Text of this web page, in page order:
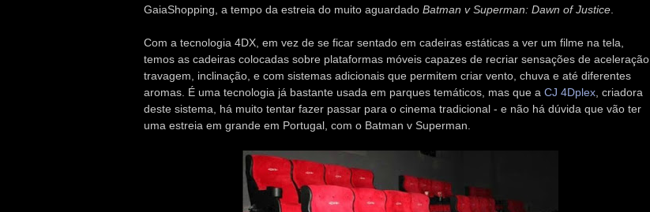
GaiaShopping, a tempo da estreia do muito aguardado Batman v Superman: Dawn of Justice
Com a tecnologia 4DX, em vez de se ficar sentado em cadeiras estáticas a ver um filme na tela,
temos as cadeiras colocadas sobre plataformas móveis capazes de recriar sensações de aceleração,
travagem, inclinação, e com sistemas adicionais que permitem criar vento, chuva e até diferentes
aromas. É uma tecnologia já bastante usada em parques temáticos, mas que a CJ 4Dplex , criadora
deste sistema, há muito tentar fazer passar para o cinema tradicional - e não há dúvida que vão ter
uma estreia em grande em Portugal, com o Batman v Superman.